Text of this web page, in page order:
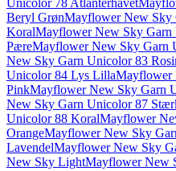
Unicolor 78 Atlanterhavet
Beryl GrønMayflower New Sky
KoralMayflower New Sky Garn
PæreMayflower New Sky Garn
New Sky Garn Unicolor 83
Unicolor 84 Lys LillaMayflower
PinkMayflower New Sky Garn
New Sky Garn Unicolor 87
Unicolor 88 KoralMayflower
OrangeMayflower New Sky
LavendelMayflower New Sky
New Sky LightMayflower New